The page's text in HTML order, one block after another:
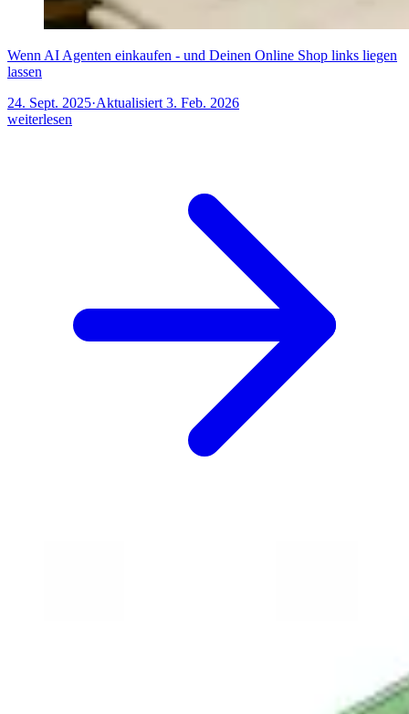
Wenn AI Agenten einkaufen - und Deinen Online Shop links liegen
lassen
24. Sept. 2025·Aktualisiert 3. Feb. 2026
weiterlesen